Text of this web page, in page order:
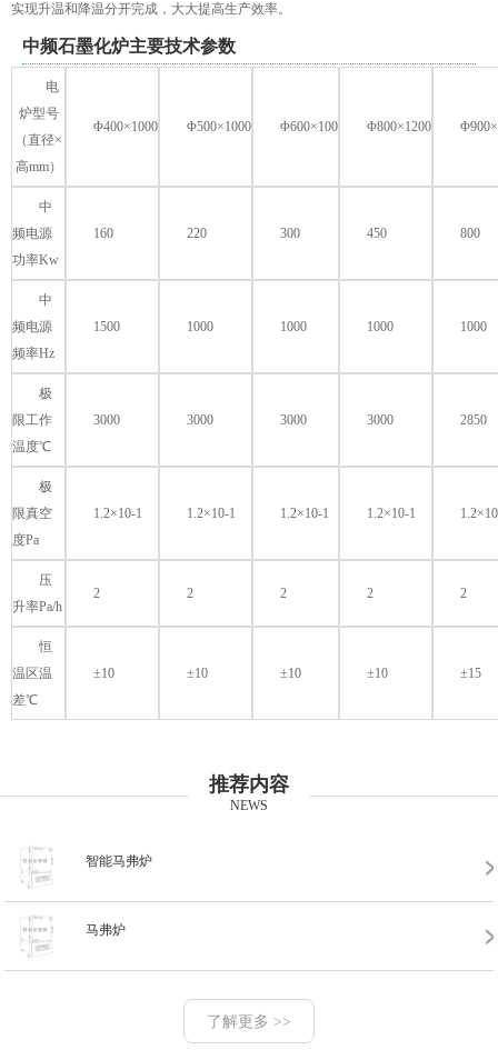
实现升温和降温分开完成，大大提高生产效率。
中频石墨化炉主要技术参数
电
炉型号
（直径×
高mm）
Φ400×1000 Φ500×1000 Φ600×100 Φ800×1200
中
频电源
功率Kw
160 220 300 450 800
中
频电源
频率Hz
1500 1000 1000 1000 1000
极
限工作
温度℃
3000 3000 3000 3000 2850
极
限真空
度Pa
1.2×10-1 1.2×10-1 1.2×10-1 1.2×10-1
压
升率Pa/h
2 2 2 2 2
恒
温区温
差℃
±10 ±10 ±10 ±10 ±15
推荐内容
NEWS
智能马弗炉
马弗炉
了解更多 >>